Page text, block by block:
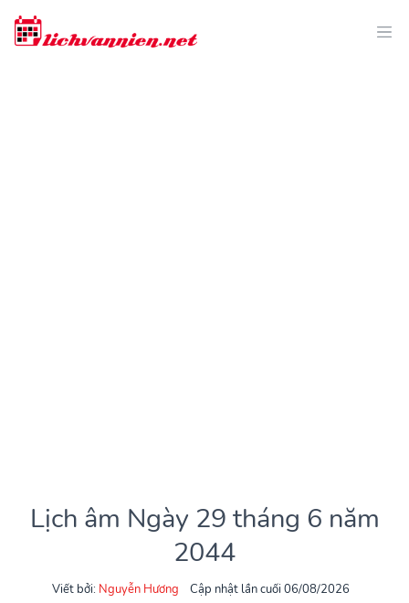
Lịch âm Ngày 29 tháng 6 năm
2044
Viết bởi: Nguyễn Hương
Cập nhật lần cuối 06/08/2026